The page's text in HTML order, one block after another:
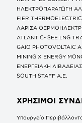
ΗΛΕΚΤΡΟΠΑΡΑΓΩΓΗ
FIER
ΛΑΡΙΣΑ
ATLANTIC- SEE LNG
GAIO PHOTOVOLTAIC
MINING X ENERGY
ΕΝΕΡΓΕΙΑΚΗ
SOUTH STAFF Α.Ε.
ΧΡΗΣΙΜΟΙ
Υπουργείο